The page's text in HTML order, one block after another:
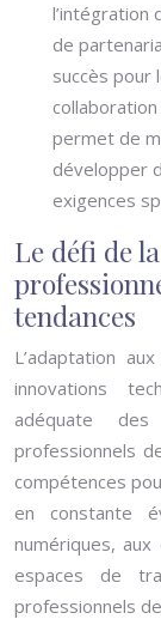
l’intégration
de
succès pour
permet de
développer
exigences
Le défi de
tendances
L’adaptation
innovations
adéquate
professionnels
compétences
en constante
numériques,
espaces de
professionnels